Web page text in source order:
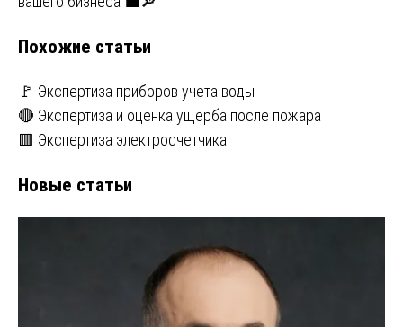
Похожие статьи
🚩 Экспертиза приборов учета воды
🔴 Экспертиза и оценка ущерба после пожара
🟥 Экспертиза электросчетчика
Новые статьи